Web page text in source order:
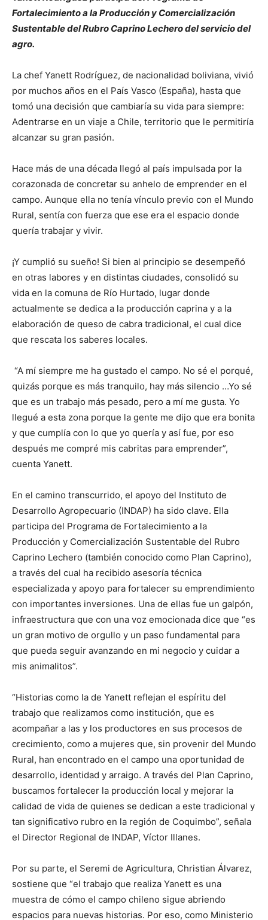
Fortalecimiento a la Producción y Comercialización
Sustentable del Rubro Caprino Lechero del servicio del
agro.
La chef Yanett Rodríguez, de nacionalidad boliviana, vivió
por muchos años en el País Vasco (España), hasta que
tomó una decisión que cambiaría su vida para siempre:
Adentrarse en un viaje a Chile, territorio que le permitiría
alcanzar su gran pasión.
Hace más de una década llegó al país impulsada por la
corazonada de concretar su anhelo de emprender en el
campo. Aunque ella no tenía vínculo previo con el Mundo
Rural, sentía con fuerza que ese era el espacio donde
quería trabajar y vivir.
¡Y cumplió su sueño! Si bien al principio se desempeñó
en otras labores y en distintas ciudades, consolidó su
vida en la comuna de Río Hurtado, lugar donde
actualmente se dedica a la producción caprina y a la
elaboración de queso de cabra tradicional, el cual dice
que rescata los saberes locales.
“A mí siempre me ha gustado el campo. No sé el porqué,
quizás porque es más tranquilo, hay más silencio …Yo sé
que es un trabajo más pesado, pero a mí me gusta. Yo
llegué a esta zona porque la gente me dijo que era bonita
y que cumplía con lo que yo quería y así fue, por eso
después me compré mis cabritas para emprender”,
cuenta Yanett.
En el camino transcurrido, el apoyo del Instituto de
Desarrollo Agropecuario (INDAP) ha sido clave. Ella
participa del Programa de Fortalecimiento a la
Producción y Comercialización Sustentable del Rubro
Caprino Lechero (también conocido como Plan Caprino),
a través del cual ha recibido asesoría técnica
especializada y apoyo para fortalecer su emprendimiento
con importantes inversiones. Una de ellas fue un galpón,
infraestructura que con una voz emocionada dice que “es
un gran motivo de orgullo y un paso fundamental para
que pueda seguir avanzando en mi negocio y cuidar a
mis animalitos”.
“Historias como la de Yanett reflejan el espíritu del
trabajo que realizamos como institución, que es
acompañar a las y los productores en sus procesos de
crecimiento, como a mujeres que, sin provenir del Mundo
Rural, han encontrado en el campo una oportunidad de
desarrollo, identidad y arraigo. A través del Plan Caprino,
buscamos fortalecer la producción local y mejorar la
calidad de vida de quienes se dedican a este tradicional y
tan significativo rubro en la región de Coquimbo”, señala
el Director Regional de INDAP, Víctor Illanes.
Por su parte, el Seremi de Agricultura, Christian Álvarez,
sostiene que “el trabajo que realiza Yanett es una
muestra de cómo el campo chileno sigue abriendo
espacios para nuevas historias. Por eso, como Ministerio